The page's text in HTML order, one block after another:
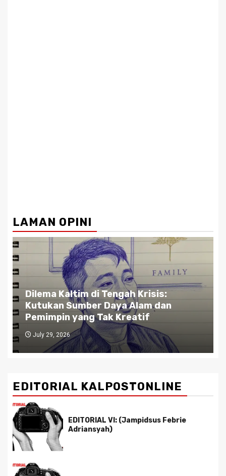
LAMAN OPINI
Dilema Kaltim di Tengah Krisis:
Kutukan Sumber Daya Alam dan
Pemimpin yang Tak Kreatif
July 29, 2026
EDITORIAL KALPOSTONLINE
EDITORIAL VI: (Jampidsus Febrie
Adriansyah)